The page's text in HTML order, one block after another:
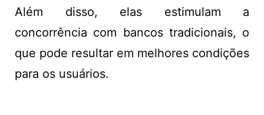
Além disso, elas estimulam a
concorrência com bancos tradicionais, o
que pode resultar em melhores condições
para os usuários.